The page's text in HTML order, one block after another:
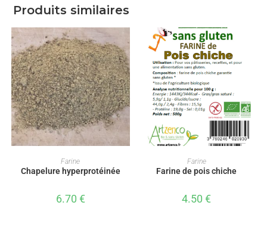
Produits similaires
AJOUTER AU PANIER
Farine
Chapelure hyperprotéinée
6.70 €
AJOUTER AU PANIER
Farine
Farine de pois chiche
4.50€